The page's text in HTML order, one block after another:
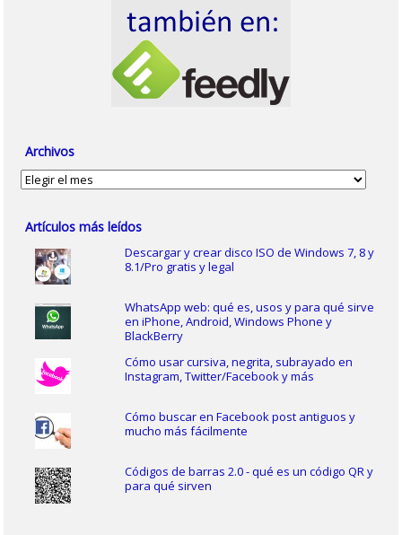
Archivos
Archivos
Artículos más leídos
Descargar y crear disco ISO de Windows 7, 8 y
8.1/Pro gratis y legal
WhatsApp web: qué es, usos y para qué sirve
en iPhone, Android, Windows Phone y
BlackBerry
Cómo usar cursiva, negrita, subrayado en
Instagram, Twitter/Facebook y más
Cómo buscar en Facebook post antiguos y
mucho más fácilmente
Códigos de barras 2.0 - qué es un código QR y
para qué sirven